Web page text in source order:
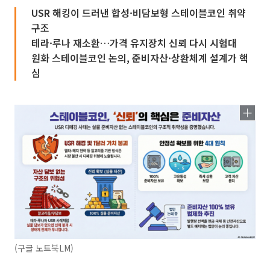
USR 해킹이 드러낸 합성·비담보형 스테이블코인 취약
구조
테라·루나 재소환…가격 유지장치 신뢰 다시 시험대
원화 스테이블코인 논의, 준비자산·상환체계 설계가 핵
심
(구글 노트북LM)